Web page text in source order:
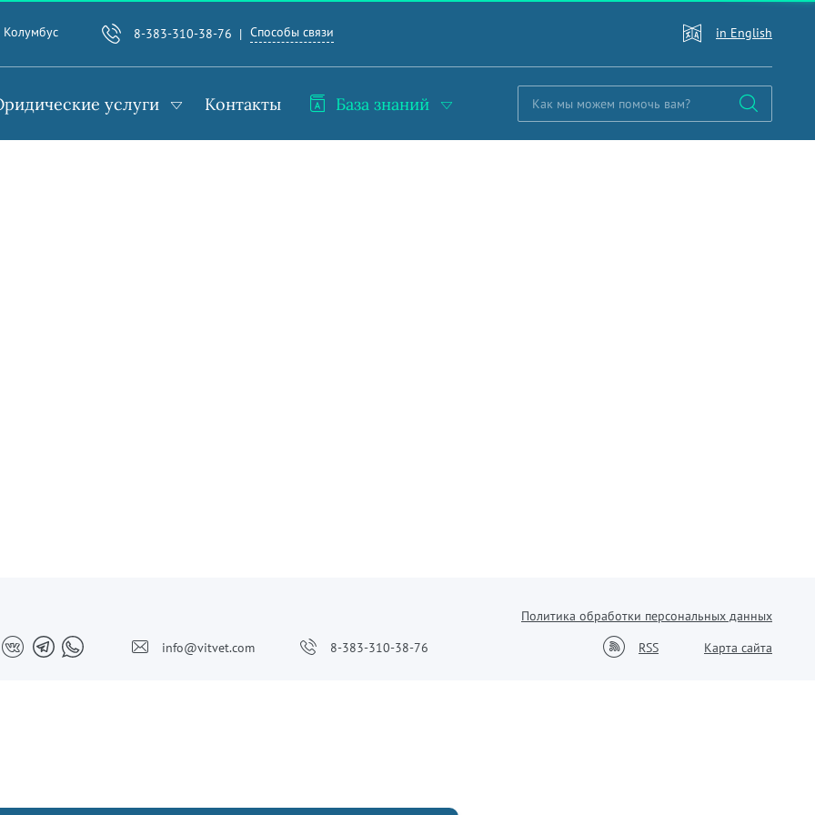
Колумбус 8-383-310-38-76 Способы связи in English
услуги Контакты База знаний
Политика обработки персональных данных
info@vitvet.com 8-383-310-38-76 RSS Карта сайта